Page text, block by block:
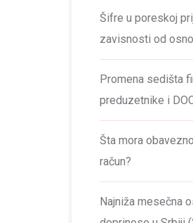
Šifre u poreskoj
zavisnosti od
Promena sedišta
preduzetnike i
Šta mora
račun?
Najniža mesečna